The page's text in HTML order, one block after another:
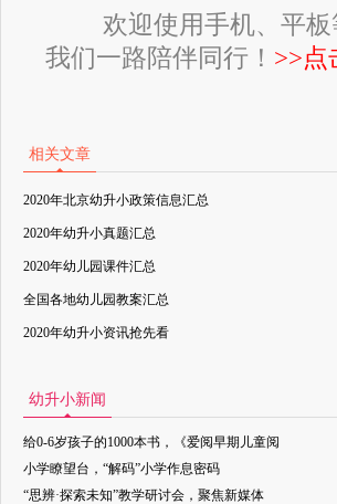
欢迎使用手机、平
我们一路陪伴同行！ >>点
相关文章
2020年北京幼升小政策信息汇总
2020年幼升小真题汇总
2020年幼儿园课件汇总
全国各地幼儿园教案汇总
2020年幼升小资讯抢先看
幼升小新闻
给0-6岁孩子的1000本书，《爱阅早期儿童阅
小学瞭望台，“解码”小学作息密码
“思辨·探索未知”教学研讨会，聚焦新媒体